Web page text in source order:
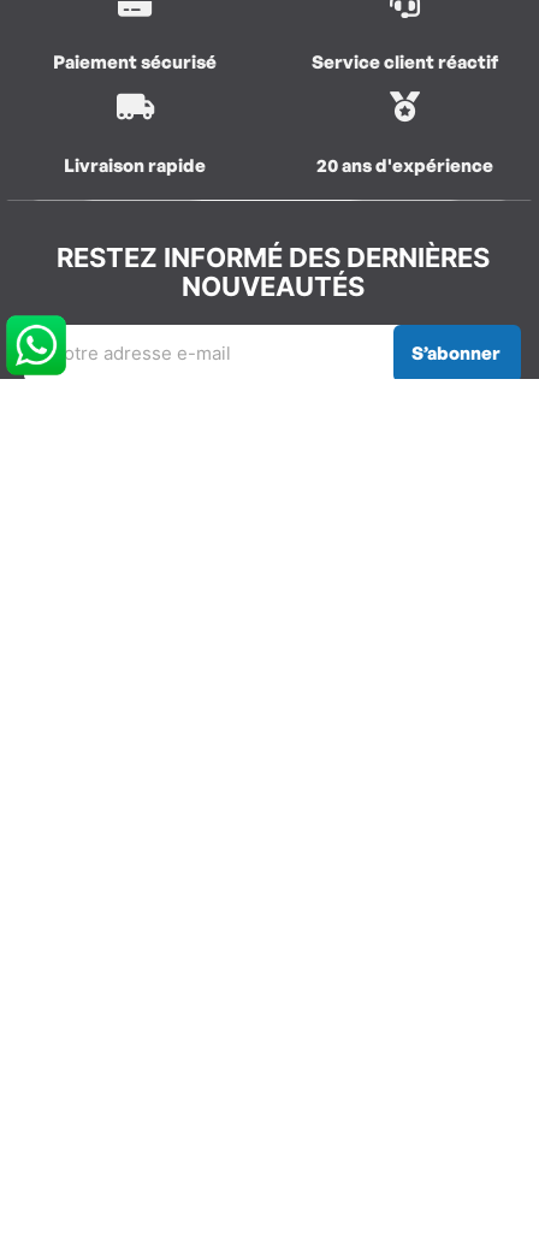
Paiement sécurisé Service client réactif
Livraison rapide 20 ans d'expérience
RESTEZ INFORMÉ DES DERNIÈRES
NOUVEAUTÉS
S’abonner